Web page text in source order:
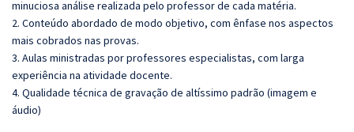
minuciosa análise realizada pelo professor de cada matéria.
2. Conteúdo abordado de modo objetivo, com ênfase nos aspectos
mais cobrados nas provas.
3. Aulas ministradas por professores especialistas, com larga
experiência na atividade docente.
4. Qualidade técnica de gravação de altíssimo padrão (imagem e
áudio)